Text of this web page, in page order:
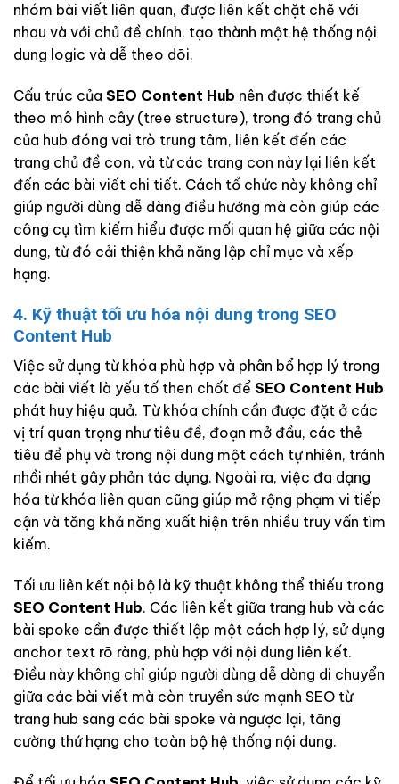
nhóm bài viết liên quan, được liên kết chặt chẽ với
nhau và với chủ đề chính, tạo thành một hệ thống nội
dung logic và dễ theo dõi.
Cấu trúc của SEO Content Hub nên được thiết kế
theo mô hình cây (tree structure), trong đó trang chủ
của hub đóng vai trò trung tâm, liên kết đến các
trang chủ đề con, và từ các trang con này lại liên kết
đến các bài viết chi tiết. Cách tổ chức này không chỉ
giúp người dùng dễ dàng điều hướng mà còn giúp các
công cụ tìm kiếm hiểu được mối quan hệ giữa các nội
dung, từ đó cải thiện khả năng lập chỉ mục và xếp
hạng.
4. Kỹ thuật tối ưu hóa nội dung trong SEO
Content Hub
Việc sử dụng từ khóa phù hợp và phân bổ hợp lý trong
các bài viết là yếu tố then chốt để SEO Content Hub
phát huy hiệu quả. Từ khóa chính cần được đặt ở các
vị trí quan trọng như tiêu đề, đoạn mở đầu, các thẻ
tiêu đề phụ và trong nội dung một cách tự nhiên, tránh
nhồi nhét gây phản tác dụng. Ngoài ra, việc đa dạng
hóa từ khóa liên quan cũng giúp mở rộng phạm vi tiếp
cận và tăng khả năng xuất hiện trên nhiều truy vấn tìm
kiếm.
Tối ưu liên kết nội bộ là kỹ thuật không thể thiếu trong
SEO Content Hub. Các liên kết giữa trang hub và các
bài spoke cần được thiết lập một cách hợp lý, sử dụng
anchor text rõ ràng, phù hợp với nội dung liên kết.
Điều này không chỉ giúp người dùng dễ dàng di chuyển
giữa các bài viết mà còn truyền sức mạnh SEO từ
trang hub sang các bài spoke và ngược lại, tăng
cường thứ hạng cho toàn bộ hệ thống nội dung.